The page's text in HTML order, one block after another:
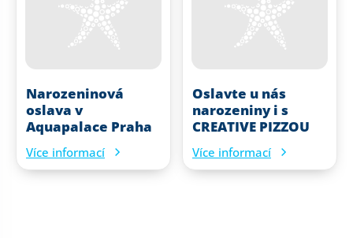
Narozeninová
oslava v
Aquapalace Praha
Více informací
Oslavte u nás
narozeniny i s
CREATIVE PIZZOU
Více informací